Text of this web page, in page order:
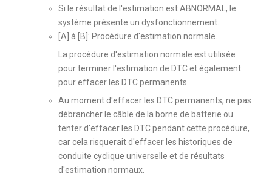
Si le résultat de l'estimation est ABNORMAL, le
système présente un dysfonctionnement.
[A] à [B]: Procédure d'estimation normale.
La procédure d'estimation normale est utilisée
pour terminer l'estimation de DTC et également
pour effacer les DTC permanents.
Au moment d'effacer les DTC permanents, ne pas
débrancher le câble de la borne de batterie ou
tenter d'effacer les DTC pendant cette procédure,
car cela risquerait d'effacer les historiques de
conduite cyclique universelle et de résultats
d'estimation normaux.